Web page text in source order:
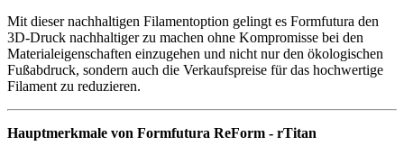
Mit dieser nachhaltigen Filamentoption gelingt es Formfutura den
3D-Druck nachhaltiger zu machen ohne Kompromisse bei den
Materialeigenschaften einzugehen und nicht nur den ökologischen
Fußabdruck, sondern auch die Verkaufspreise für das hochwertige
Filament zu reduzieren.
Hauptmerkmale von Formfutura ReForm - rTitan